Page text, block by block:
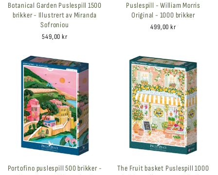
Botanical Garden Puslespill 1500
brikker - Illustrert av Miranda
Sofroniou
549,00 kr
Puslespill - William Morris
Original - 1000 brikker
499,00 kr
Portofino puslespill 500 brikker -
The Fruit basket Puslespill 1000